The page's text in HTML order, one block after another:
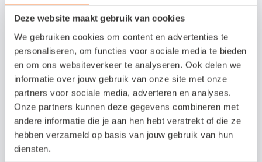
Deze website maakt gebruik van cookies
We gebruiken cookies om content en advertenties te
personaliseren, om functies voor sociale media te bieden
en om ons websiteverkeer te analyseren. Ook delen we
informatie over jouw gebruik van onze site met onze
partners voor sociale media, adverteren en analyses.
Onze partners kunnen deze gegevens combineren met
andere informatie die je aan hen hebt verstrekt of die ze
hebben verzameld op basis van jouw gebruik van hun
diensten.
gedigitaliseerd,
transformeert de rol van
accountant steeds meer in
die van
organisatieadviseur. Dat
brengt onzekerheden met
zich mee. Dit boek bevat
een kant-en-klare